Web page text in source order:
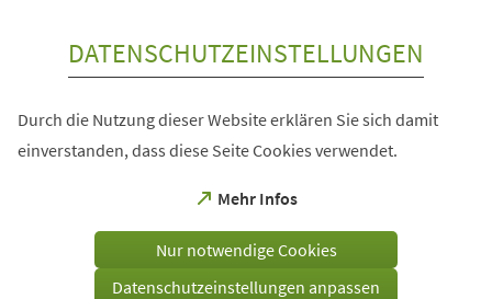
DATENSCHUTZEINSTELLUNGEN
Durch die Nutzung dieser Website erklären Sie sich damit
einverstanden, dass diese Seite Cookies verwendet.
Mehr Infos
(Öffnet
einem
Tab)
Nur notwendige Cookies
Datenschutzeinstellungen anpassen